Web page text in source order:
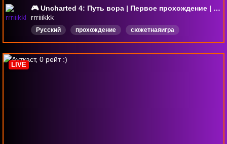
🎮 Uncharted 4: Путь вора | Первое прохождение | PS5 | Без спойлеров
rrriiikkk
Русский прохождение
сюжетнаяигра
общениесчатом
1000прохождение
PS5
Uncharted4
LIVE